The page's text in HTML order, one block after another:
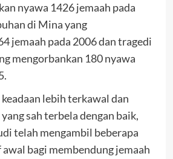
nyawa 1426 jemaah pada
di Mina yang
jemaah pada 2006 dan tragedi
mengorbankan 180 nyawa
lebih terkawal dan
sah terbela dengan baik,
telah mengambil beberapa
bagi membendung jemaah